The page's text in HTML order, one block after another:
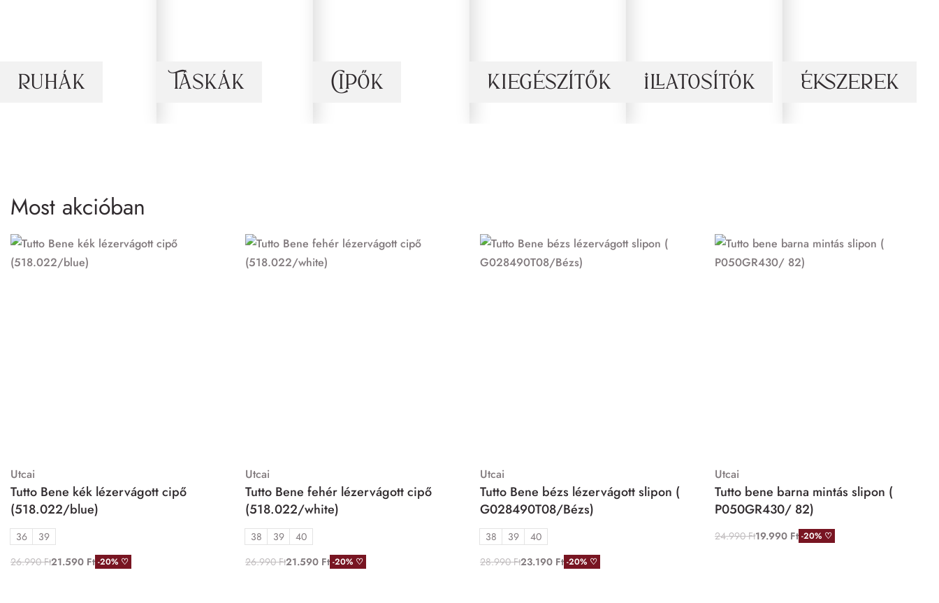
Ruhák Táskák Cipők Kiegészítők Illatosítók Ékszerek
Most akcióban
Utcai
Tutto Bene kék lézervágott cipő
(518.022/blue)
36
39
26.990Ft21.590 Ft -20% ♡
Utcai
Tutto Bene fehér lézervágott cipő
(518.022/white)
38 39
40
26.990Ft21.590 Ft -20% ♡
Utcai
Tutto Bene bézs lézervágott slipon (
G028490T08/Bézs)
38 39
40
28.990Ft23.190 Ft -20% ♡
Utcai
Tutto bene barna mintás slipon (
P050GR430/ 82)
24.990Ft19.990 Ft -20% ♡